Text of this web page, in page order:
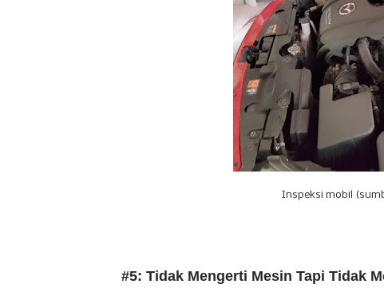
Inspeksi mobil
#5: Tidak Mengerti Mesin Tapi Tidak